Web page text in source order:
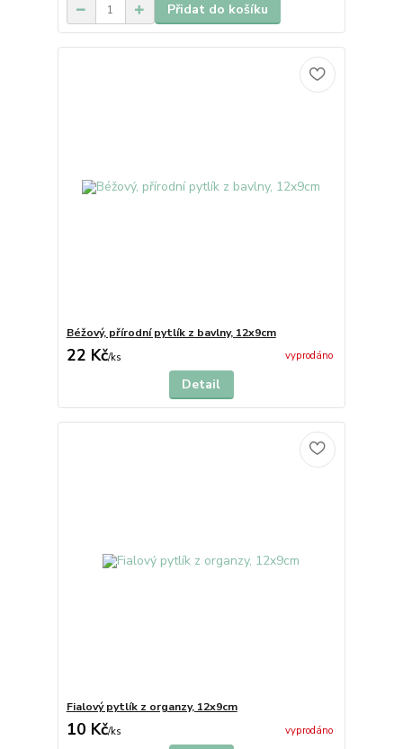
Přidat do košíku
Béžový, přírodní pytlík z bavlny, 12x9cm
22 Kč/ks vyprodáno
Detail
Fialový pytlík z organzy, 12x9cm
10 Kč/ks vyprodáno